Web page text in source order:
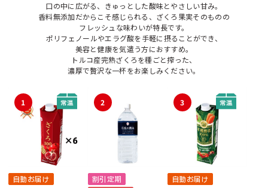
口の中に広がる、きゅっとした酸味とやさしい甘み。
香料無添加だからこそ感じられる、ざくろ果実そのものの
フレッシュな味わいが特長です。
ポリフェノールやエラグ酸を手軽に摂ることができ、
美容と健康を気遣う方におすすめ。
トルコ産完熟ざくろを種ごと搾った、
濃厚で贅沢な一杯をお楽しみください。
1
自動お届け
2
割引定期
3
自動お届け